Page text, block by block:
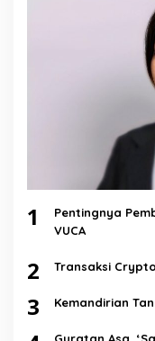
1
Pentingnya
VUCA
2 Transaksi
3 Kemandirian